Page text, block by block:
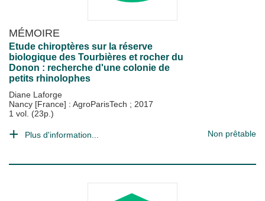
MÉMOIRE
Etude chiroptères sur la réserve
biologique des Tourbières et rocher du
Donon : recherche d'une colonie de
petits rhinolophes
Diane Laforge
Nancy [France] : AgroParisTech ; 2017
1 vol. (23p.)
Plus d'information... Non prêtable